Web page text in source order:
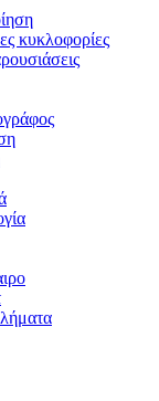
κυκλοφορίες